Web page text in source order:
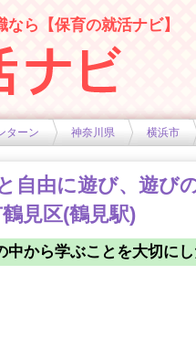
ら【保育の就活ナビ】
ターン 神奈川県 横浜市
自由に遊び、遊び
見区(鶴見駅)
から学ぶことを大切に